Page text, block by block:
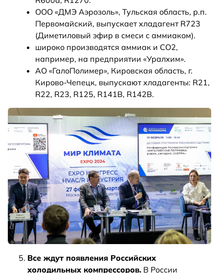
ООО «ДМЭ Аэрозоль», Тульская область, р.п.
Первомайский, выпускает хладагент R723
(Диметиловый эфир в смеси с аммиаком).
широко производятся аммиак и СО2,
например, на предприятии «Уралхим».
АО «ГалоПолимер», Кировская область, г.
Кирово-Чепецк, выпускают хладагенты: R21,
R22, R23, R125, R141B, R142B.
Все ждут появления Российских
холодильных компрессоров. В России